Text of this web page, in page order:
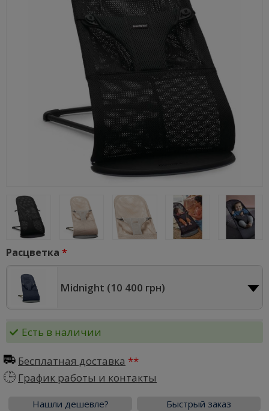
Расцветка
Midnight (10 400 грн)
Есть в наличии
Бесплатная доставка
График работы и контакты
Нашли дешевле?
Быстрый заказ